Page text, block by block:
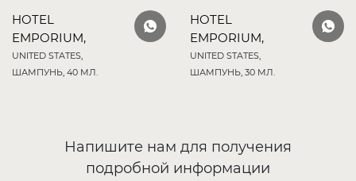
HOTEL
EMPORIUM,
UNITED STATES,
ШАМПУНЬ, 40 МЛ.
HOTEL
EMPORIUM,
UNITED STATES,
ШАМПУНЬ, 30 МЛ.
Напишите нам для получения
подробной информации